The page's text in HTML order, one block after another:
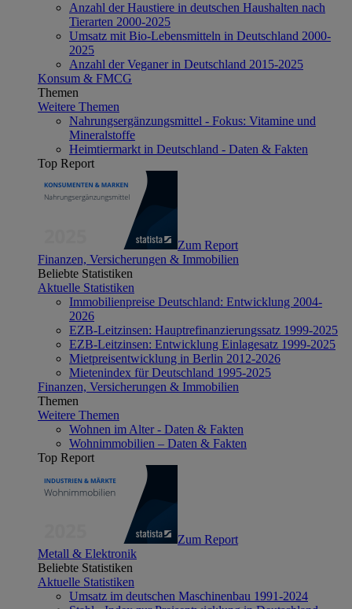
Anzahl der Haustiere in deutschen Haushalten nach
Tierarten 2000-2025
Umsatz mit Bio-Lebensmitteln in Deutschland 2000-
2025
Anzahl der Veganer in Deutschland 2015-2025
Konsum & FMCG
Themen
Weitere Themen
Nahrungsergänzungsmittel - Fokus: Vitamine und
Mineralstoffe
Heimtiermarkt in Deutschland - Daten & Fakten
Top Report
Zum Report
Finanzen, Versicherungen & Immobilien
Beliebte Statistiken
Aktuelle Statistiken
Immobilienpreise Deutschland: Entwicklung 2004-
2026
EZB-Leitzinsen: Hauptrefinanzierungssatz 1999-2025
EZB-Leitzinsen: Entwicklung Einlagesatz 1999-2025
Mietpreisentwicklung in Berlin 2012-2026
Mietenindex für Deutschland 1995-2025
Finanzen, Versicherungen & Immobilien
Themen
Weitere Themen
Wohnen im Alter - Daten & Fakten
Wohnimmobilien – Daten & Fakten
Top Report
Zum Report
Metall & Elektronik
Beliebte Statistiken
Aktuelle Statistiken
Umsatz im deutschen Maschinenbau 1991-2024